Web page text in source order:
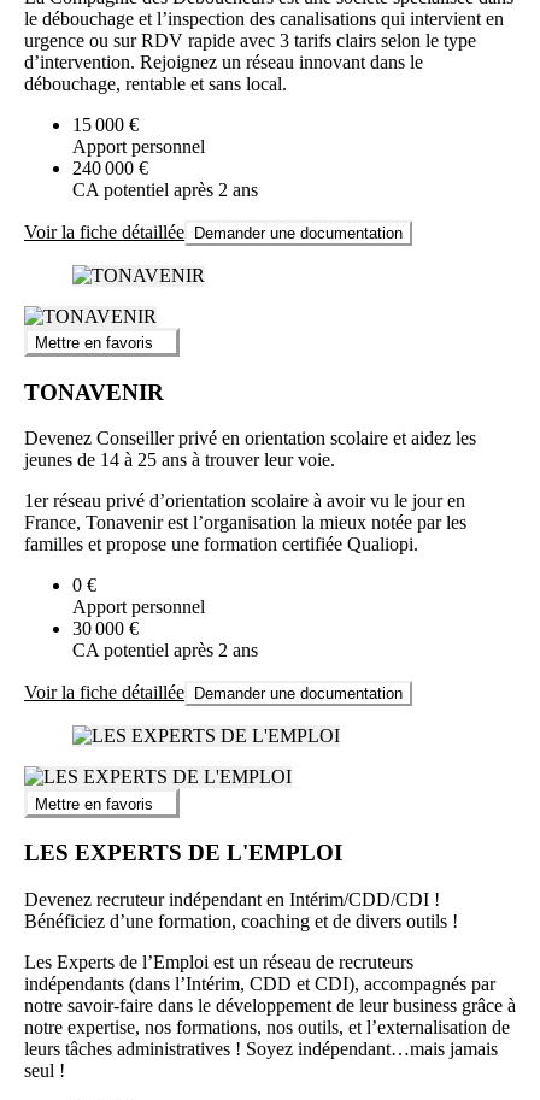
le débouchage et l’inspection des canalisations qui intervient en
urgence ou sur RDV rapide avec 3 tarifs clairs selon le type
d’intervention. Rejoignez un réseau innovant dans le
débouchage, rentable et sans local.
15 000 €
Apport personnel
240 000 €
CA potentiel après 2 ans
Voir la fiche détaillée Demander une documentation
Mettre en favoris
TONAVENIR
Devenez Conseiller privé en orientation scolaire et aidez les
jeunes de 14 à 25 ans à trouver leur voie.
1er réseau privé d’orientation scolaire à avoir vu le jour en
France, Tonavenir est l’organisation la mieux notée par les
familles et propose une formation certifiée Qualiopi.
0 €
Apport personnel
30 000 €
CA potentiel après 2 ans
Voir la fiche détaillée Demander une documentation
Mettre en favoris
LES EXPERTS DE L'EMPLOI
Devenez recruteur indépendant en Intérim/CDD/CDI !
Bénéficiez d’une formation, coaching et de divers outils !
Les Experts de l’Emploi est un réseau de recruteurs
indépendants (dans l’Intérim, CDD et CDI), accompagnés par
notre savoir-faire dans le développement de leur business grâce à
notre expertise, nos formations, nos outils, et l’externalisation de
leurs tâches administratives ! Soyez indépendant…mais jamais
seul !